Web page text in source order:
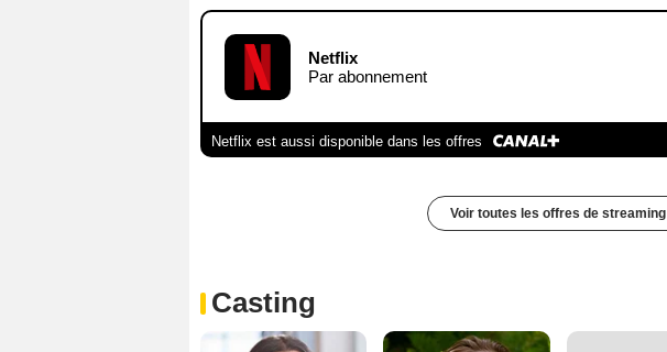
Netflix
Par abonnement
Netflix est aussi disponible dans les offres
Voir toutes les offres de streaming
Casting